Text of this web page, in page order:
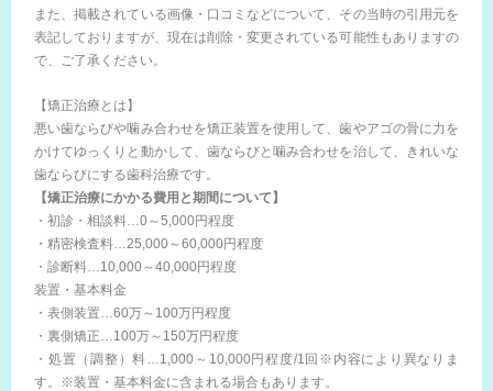
また、掲載されている画像・口コミなどについて、その当時の引用元を
表記しておりますが、現在は削除・変更されている可能性もありますの
で、ご了承ください。
【矯正治療とは】
悪い歯ならびや噛み合わせを矯正装置を使用して、歯やアゴの骨に力を
かけてゆっくりと動かして、歯ならびと噛み合わせを治して、きれいな
歯ならびにする歯科治療です。
【矯正治療にかかる費用と期間について】
・初診・相談料…0～5,000円程度
・精密検査料…25,000～60,000円程度
・診断料…10,000～40,000円程度
装置・基本料金
・表側装置…60万～100万円程度
・裏側矯正…100万～150万円程度
・処置（調整）料…1,000～10,000円程度/1回※内容により異なりま
す。※装置・基本料金に含まれる場合もあります。